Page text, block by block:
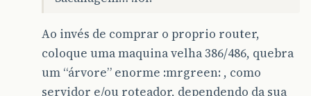
Ao invés de comprar o proprio router,
coloque uma maquina velha 386/486, quebra
um “árvore” enorme :mrgreen: , como
servidor e/ou roteador, dependendo da sua